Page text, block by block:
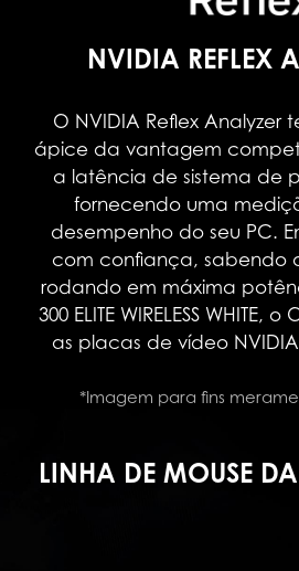
NVIDIA REFLEX
O NVIDIA Reflex Analyzer
ápice da vantagem
a latência de sistema de
fornecendo uma
desempenho do seu PC.
com confiança, sabendo
rodando em máxima
300 ELITE WIRELESS WHITE,
as placas de vídeo
*Imagem para fins
LINHA DE MOUSE DA